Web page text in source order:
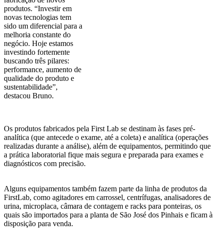
produtos. “Investir em
novas tecnologias tem
sido um diferencial para a
melhoria constante do
negócio. Hoje estamos
investindo fortemente
buscando três pilares:
performance, aumento de
qualidade do produto e
sustentabilidade”,
destacou Bruno.
Os produtos fabricados pela First Lab se destinam às fases pré-
analítica (que antecede o exame, até a coleta) e analítica (operações
realizadas durante a análise), além de equipamentos, permitindo que
a prática laboratorial fique mais segura e preparada para exames e
diagnósticos com precisão.
Alguns equipamentos também fazem parte da linha de produtos da
FirstLab, como agitadores em carrossel, centrífugas, analisadores de
urina, microplaca, câmara de contagem e racks para ponteiras, os
quais são importados para a planta de São José dos Pinhais e ficam à
disposição para venda.